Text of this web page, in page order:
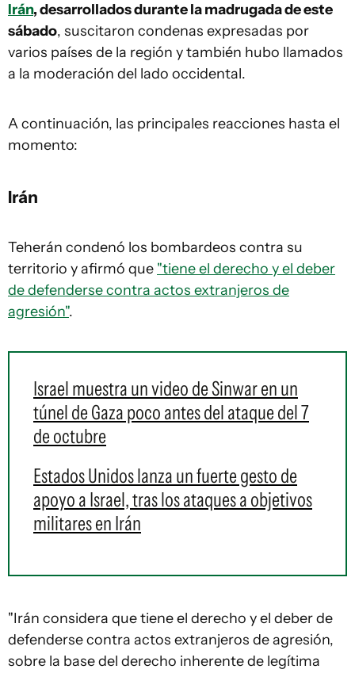
Irán, desarrollados durante la madrugada de este
sábado, suscitaron condenas expresadas por
varios países de la región y también hubo llamados
a la moderación del lado occidental.
A continuación, las principales reacciones hasta el
momento:
Irán
Teherán condenó los bombardeos contra su
territorio y afirmó que "tiene el derecho y el deber
de defenderse contra actos extranjeros de
agresión".
Israel muestra un video de Sinwar en un
túnel de Gaza poco antes del ataque del 7
de octubre
Estados Unidos lanza un fuerte gesto de
apoyo a Israel, tras los ataques a objetivos
militares en Irán
"Irán considera que tiene el derecho y el deber de
defenderse contra actos extranjeros de agresión,
sobre la base del derecho inherente de legítima